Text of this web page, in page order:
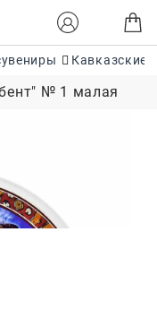
Кавказские
№ 1 малая